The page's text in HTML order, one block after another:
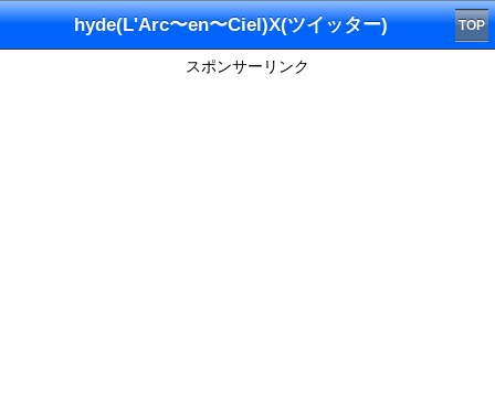
hyde(L'Arc〜en〜Ciel)X(ツイッター) TOP
スポンサーリンク